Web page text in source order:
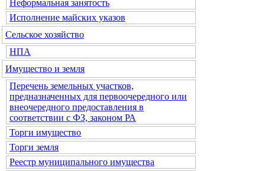
Неформальная занятость
Исполнение майских указов
Сельское хозяйство
НПА
Имущество и земля
Перечень земельных участков,
предназначенных для первоочередного или
внеочередного предоставления в
соответствии с ФЗ, законом РА
Торги имущество
Торги земля
Реестр муниципального имущества